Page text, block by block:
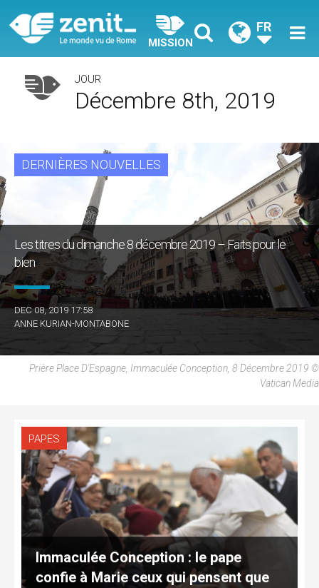
MISSION
FR
JOUR
Décembre 8th, 2019
DERNIÈRES NOUVELLES
Les titres du dimanche 8 décembre 2019 – Faits pour le
bien
DEC 08, 2019 17:58
ANNE KURIAN-MONTABONE
Prière Place D'Espagne, Immaculée Conception, 8 Décembre 2019 ©
Vatican Media
PAPES
Immaculée Conception : le pape
confie à Marie ceux qui pensent que